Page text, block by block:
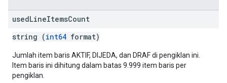
usedLineItemsCount
string (int64 format)
Jumlah item baris AKTIF, DIJEDA, dan DRAF di pengiklan ini.
Item baris ini dihitung dalam batas 9.999 item baris per
pengiklan.